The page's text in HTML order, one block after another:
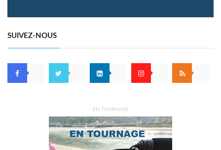
SUIVEZ-NOUS
EN TOURNAGE